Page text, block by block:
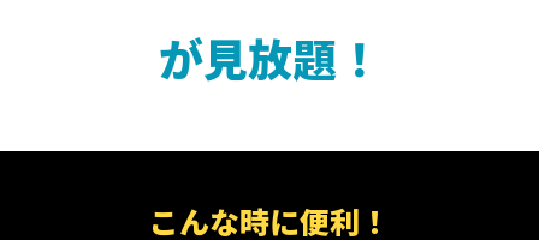
が見放題！
こんな時に便利！